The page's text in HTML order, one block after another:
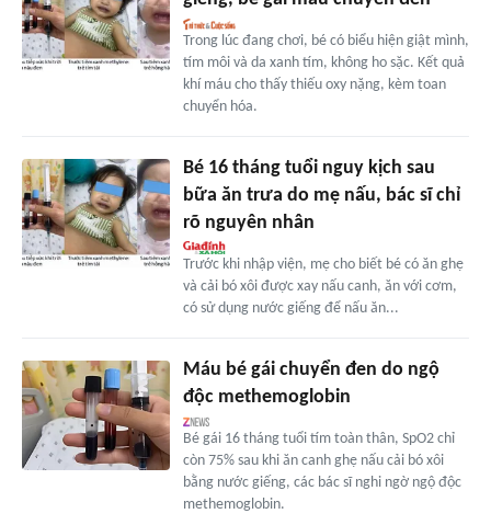
Trong lúc đang chơi, bé có biểu hiện giật mình,
tím môi và da xanh tím, không ho sặc. Kết quả
khí máu cho thấy thiếu oxy nặng, kèm toan
chuyển hóa.
Bé 16 tháng tuổi nguy kịch sau
bữa ăn trưa do mẹ nấu, bác sĩ chỉ
rõ nguyên nhân
Trước khi nhập viện, mẹ cho biết bé có ăn ghẹ
và cải bó xôi được xay nấu canh, ăn với cơm,
có sử dụng nước giếng để nấu ăn...
Máu bé gái chuyển đen do ngộ
độc methemoglobin
Bé gái 16 tháng tuổi tím toàn thân, SpO2 chỉ
còn 75% sau khi ăn canh ghẹ nấu cải bó xôi
bằng nước giếng, các bác sĩ nghi ngờ ngộ độc
methemoglobin.